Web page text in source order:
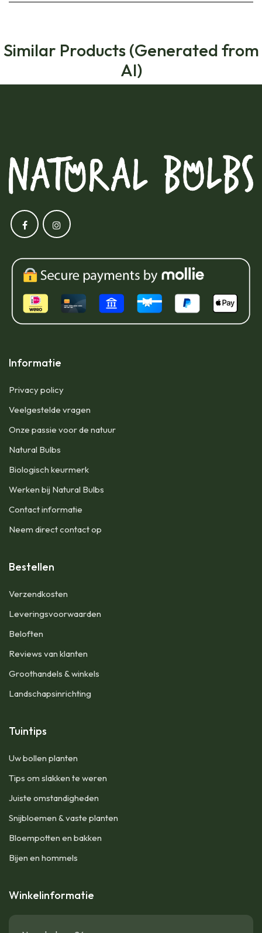
Similar Products (Generated from
AI)
Informatie
Privacy policy
Veelgestelde vragen
Onze passie voor de natuur
Natural Bulbs
Biologisch keurmerk
Werken bij Natural Bulbs
Contact informatie
Neem direct contact op
Bestellen
Verzendkosten
Leveringsvoorwaarden
Beloften
Reviews van klanten
Groothandels & winkels
Landschapsinrichting
Tuintips
Uw bollen planten
Tips om slakken te weren
Juiste omstandigheden
Snijbloemen & vaste planten
Bloempotten en bakken
Bijen en hommels
Winkelinformatie